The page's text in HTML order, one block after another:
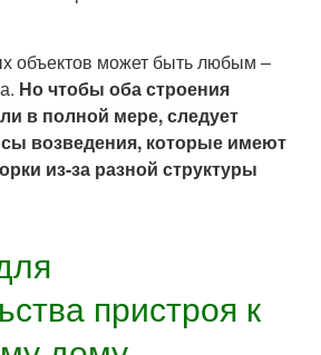
объектов может быть любым –
Но чтобы оба строения
в полной мере, следует
возведения, которые имеют
из-за разной структуры
пристроя к